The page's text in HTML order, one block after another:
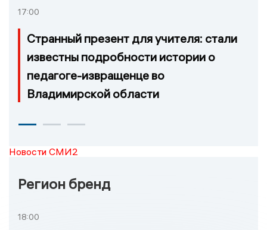
17:00
Странный презент для учителя: стали
известны подробности истории о
педагоге-извращенце во
Владимирской области
Новости СМИ2
Регион бренд
18:00